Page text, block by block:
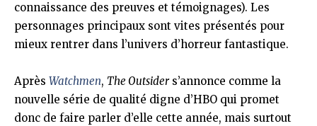
connaissance des preuves et témoignages). Les
personnages principaux sont vites présentés pour
mieux rentrer dans l’univers d’horreur fantastique.
Après Watchmen, The Outsiders’annonce comme la
nouvelle série de qualité digne d’HBO qui promet
donc de faire parler d’elle cette année, mais surtout